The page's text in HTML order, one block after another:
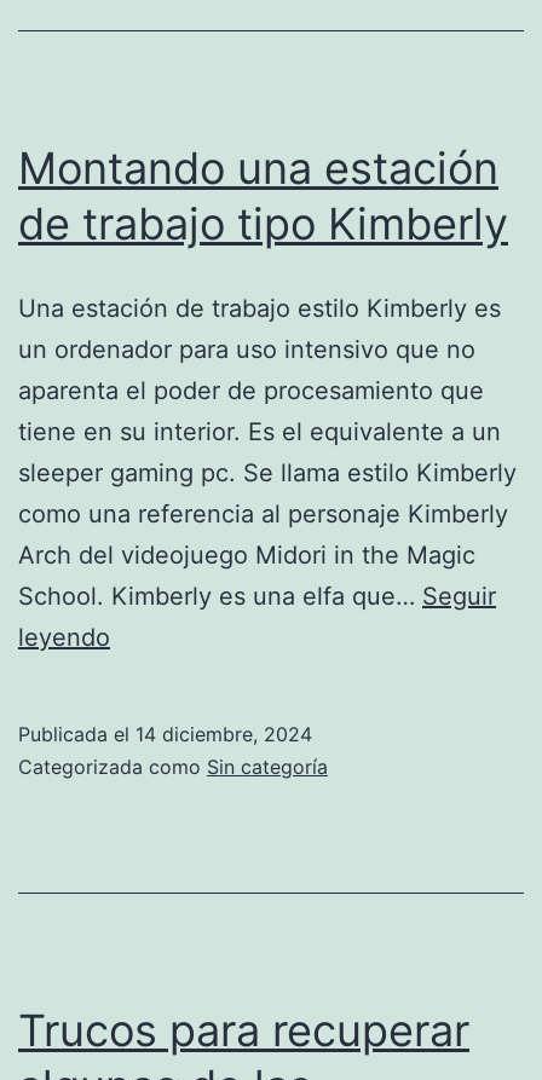
Montando una estación
de trabajo tipo Kimberly
Una estación de trabajo estilo Kimberly es
un ordenador para uso intensivo que no
aparenta el poder de procesamiento que
tiene en su interior. Es el equivalente a un
sleeper gaming pc. Se llama estilo Kimberly
como una referencia al personaje Kimberly
Arch del videojuego Midori in the Magic
School. Kimberly es una elfa que… Seguir
leyendo
de
Publicada el 14 diciembre, 2024
Categorizada como Sin categoría
Trucos para recuperar